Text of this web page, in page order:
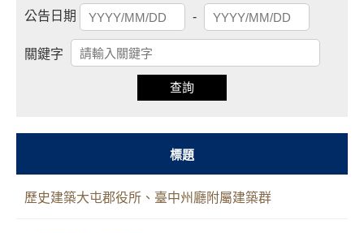
公告日期
起
始
日
-
結
束
期
關鍵字
查詢
標題
歷史建築大屯郡役所、臺中州廳附屬建築群